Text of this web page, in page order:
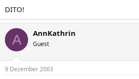
DITO!
A AnnKathrin
Guest
9 Dezember 2003